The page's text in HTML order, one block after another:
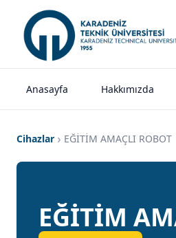
Anasayfa Hakkımızda
Cihazlar EĞİTİM AMAÇLI ROBOT
EĞİTİM